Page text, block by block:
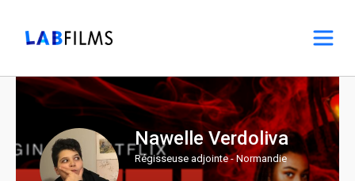
Nawelle Verdoliva
Régisseuse adjointe - Normandie